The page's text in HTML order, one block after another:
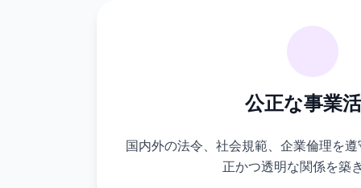
公正な事業
国内外の法令、社会規範、企業倫理を
正かつ透明な関係を築